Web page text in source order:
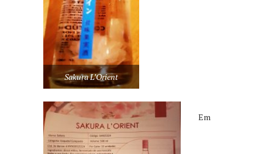
Sakura L’Orient
Em